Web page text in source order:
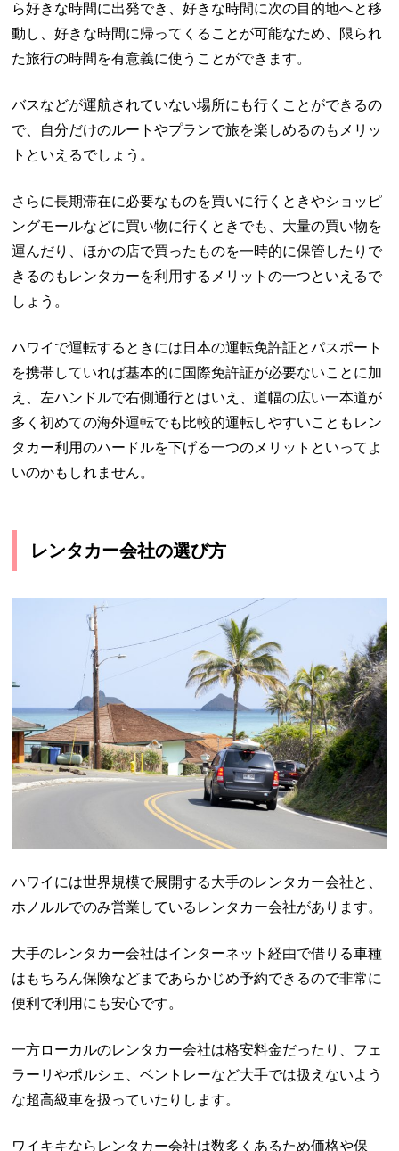
ら好きな時間に出発でき、好きな時間に次の目的地へと移
動し、好きな時間に帰ってくることが可能なため、限られ
た旅行の時間を有意義に使うことができます。
バスなどが運航されていない場所にも行くことができるの
で、自分だけのルートやプランで旅を楽しめるのもメリッ
トといえるでしょう。
さらに長期滞在に必要なものを買いに行くときやショッピ
ングモールなどに買い物に行くときでも、大量の買い物を
運んだり、ほかの店で買ったものを一時的に保管したりで
きるのもレンタカーを利用するメリットの一つといえるで
しょう。
ハワイで運転するときには日本の運転免許証とパスポート
を携帯していれば基本的に国際免許証が必要ないことに加
え、左ハンドルで右側通行とはいえ、道幅の広い一本道が
多く初めての海外運転でも比較的運転しやすいこともレン
タカー利用のハードルを下げる一つのメリットといってよ
いのかもしれません。
レンタカー会社の選び方
ハワイには世界規模で展開する大手のレンタカー会社と、
ホノルルでのみ営業しているレンタカー会社があります。
大手のレンタカー会社はインターネット経由で借りる車種
はもちろん保険などまであらかじめ予約できるので非常に
便利で利用にも安心です。
一方ローカルのレンタカー会社は格安料金だったり、フェ
ラーリやポルシェ、ベントレーなど大手では扱えないよう
な超高級車を扱っていたりします。
ワイキキならレンタカー会社は数多くあるため価格や保